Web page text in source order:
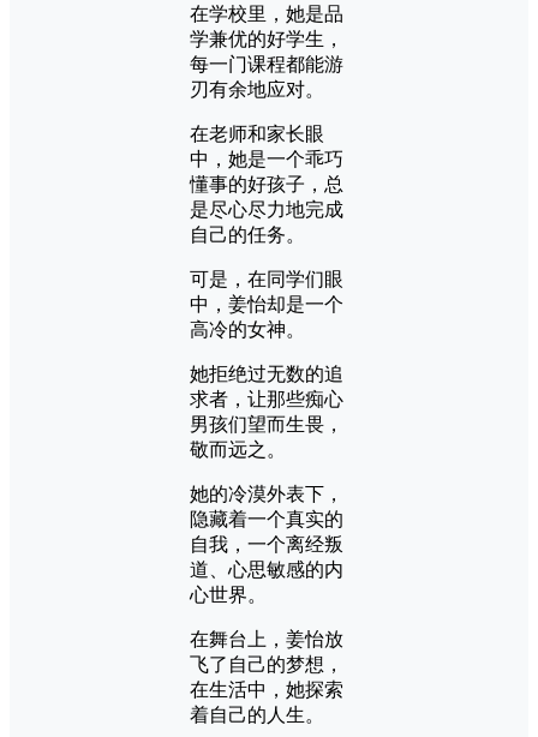
在学校里，她是品
学兼优的好学生，
每一门课程都能游
刃有余地应对。
在老师和家长眼
中，她是一个乖巧
懂事的好孩子，总
是尽心尽力地完成
自己的任务。
可是，在同学们眼
中，姜怡却是一个
高冷的女神。
她拒绝过无数的追
求者，让那些痴心
男孩们望而生畏，
敬而远之。
她的冷漠外表下，
隐藏着一个真实的
自我，一个离经叛
道、心思敏感的内
心世界。
在舞台上，姜怡放
飞了自己的梦想，
在生活中，她探索
着自己的人生。